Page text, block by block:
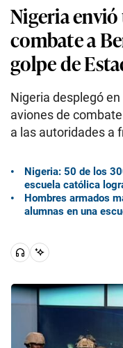
Nigeria envió
combate a
golpe de
Nigeria desplegó
aviones de
a las autoridades a
Nigeria: 50 de los
escuela católica
Hombres armados
alumnas en una